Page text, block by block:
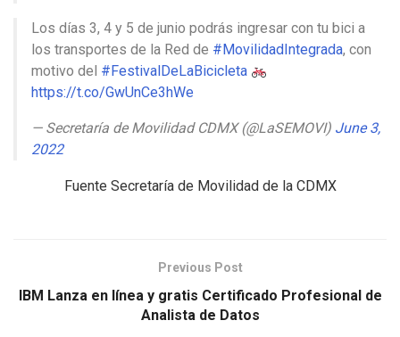
Los días 3, 4 y 5 de junio podrás ingresar con tu bici a
los transportes de la Red de #MovilidadIntegrada, con
motivo del #FestivalDeLaBicicleta
https://t.co/GwUnCe3hWe
— Secretaría de Movilidad CDMX (@LaSEMOVI) June 3,
2022
Fuente Secretaría de Movilidad de la CDMX
Previous Post
IBM Lanza en línea y gratis Certificado Profesional de
Analista de Datos